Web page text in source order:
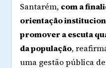
Santarém, com a
orientação
promover a escuta
da população,
uma gestão pública